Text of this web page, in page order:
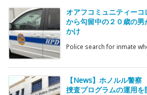
オアフコミュニティー
から勾留中の２０歳の
かけ
Police search for inmate
【News】ホノルル警
捜査プログラムの運用を